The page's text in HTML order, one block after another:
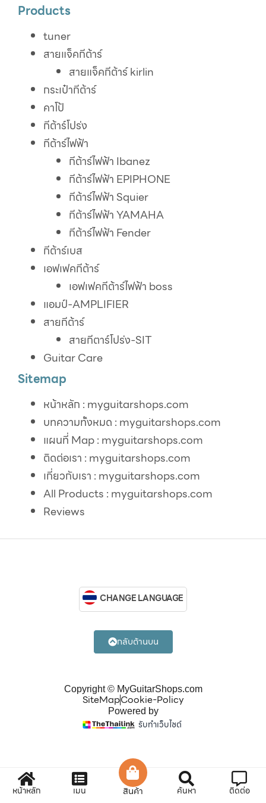
Products
tuner
สายแจ็คกีต้าร์
สายแจ็คกีต้าร์ kirlin
กระเป๋ากีต้าร์
คาโป้
กีต้าร์โปร่ง
กีต้าร์ไฟฟ้า
กีต้าร์ไฟฟ้า Ibanez
กีต้าร์ไฟฟ้า EPIPHONE
กีต้าร์ไฟฟ้า Squier
กีต้าร์ไฟฟ้า YAMAHA
กีต้าร์ไฟฟ้า Fender
กีต้าร์เบส
เอฟเฟคกีต้าร์
เอฟเฟคกีต้าร์ไฟฟ้า boss
แอมป์-AMPLIFIER
สายกีต้าร์
สายกีตาร์โปร่ง-SIT
Guitar Care
Sitemap
หน้าหลัก : myguitarshops.com
บทความทั้งหมด : myguitarshops.com
แผนที่ Map : myguitarshops.com
ติดต่อเรา : myguitarshops.com
เกี่ยวกับเรา : myguitarshops.com
All Products : myguitarshops.com
Reviews
Copyright © MyGuitarShops.com
SiteMapCookie-Policy
Powered by
รับทำเว็บไซต์
CHANGE LANGUAGE
กลับด้านบน
หน้าหลัก เมนู สินค้า ค้นหา ติดต่อ